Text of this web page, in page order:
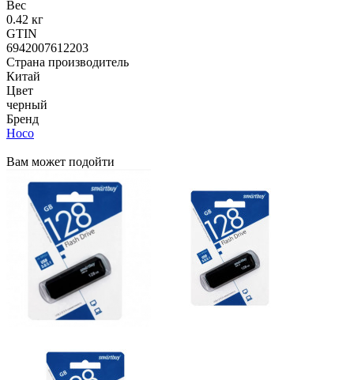
Вес
0.42 кг
GTIN
6942007612203
Страна производитель
Китай
Цвет
черный
Бренд
Hoco
Вам может подойти